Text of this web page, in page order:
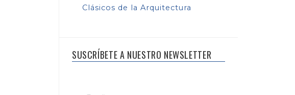
Clásicos de la Arquitectura
SUSCRÍBETE A NUESTRO NEWSLETTER